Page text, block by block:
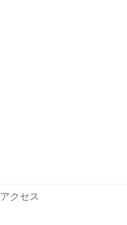
アクセス